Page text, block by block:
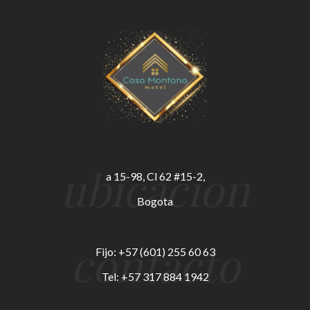
ubicacion
a 15-98, Cl 62 #15-2,
Bogota
contacto
Fijo: +57 (601) 255 60 63
Tel: +57 317 884 1942